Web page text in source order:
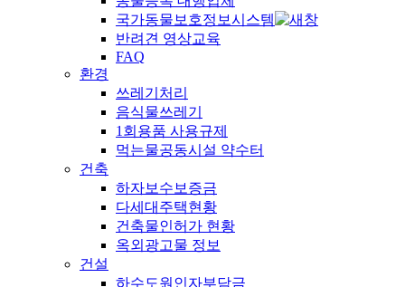
국가동물보호정보시스템
반려견 영상교육
FAQ
환경
쓰레기처리
음식물쓰레기
1회용품 사용규제
먹는물공동시설 약수터
건축
하자보수보증금
다세대주택현황
건축물인허가 현황
옥외광고물 정보
건설
하수도원인자부담금